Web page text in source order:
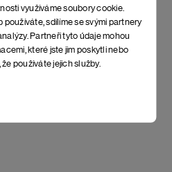
využíváme soubory cookie.
používáte, sdílíme se svými partnery
Partneři tyto údaje mohou
které jste jim poskytli nebo
používáte jejich služby.